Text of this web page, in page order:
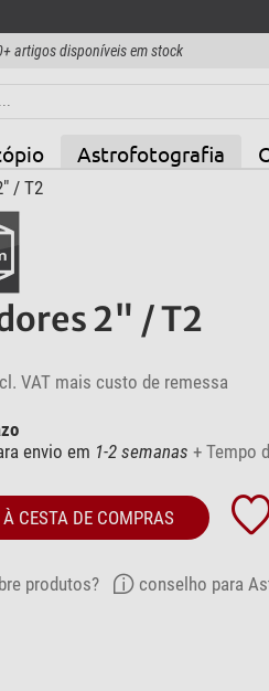
artigos disponíveis em stock
Astrofotografia
/ T2
2" / T2
VAT mais custo de remessa
envio em 1-2 semanas + Tempo
CESTA DE COMPRAS
produtos? conselho para